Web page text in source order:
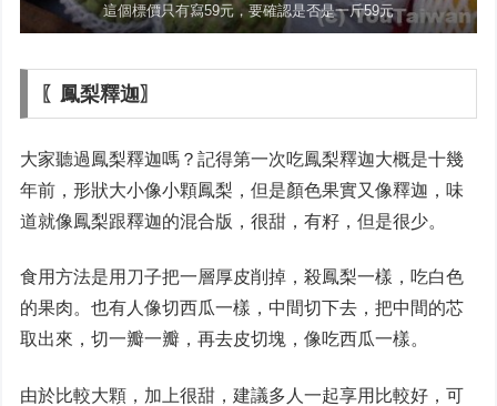
這個標價只有寫59元，要確認是否是一斤59元
〖鳳梨釋迦〗
大家聽過鳳梨釋迦嗎？記得第一次吃鳳梨釋迦大概是十幾
年前，形狀大小像小顆鳳梨，但是顏色果實又像釋迦，味
道就像鳳梨跟釋迦的混合版，很甜，有籽，但是很少。
食用方法是用刀子把一層厚皮削掉，殺鳳梨一樣，吃白色
的果肉。也有人像切西瓜一樣，中間切下去，把中間的芯
取出來，切一瓣一瓣，再去皮切塊，像吃西瓜一樣。
由於比較大顆，加上很甜，建議多人一起享用比較好，可